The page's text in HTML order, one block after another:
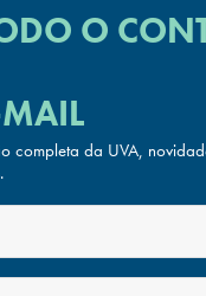
O
completa da UVA,